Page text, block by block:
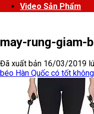
Video Sản Phẩm
may-rung-giam-
Đã xuất bản 16/03/2019
béo Hàn Quốc có tốt